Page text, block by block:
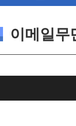
이메일무